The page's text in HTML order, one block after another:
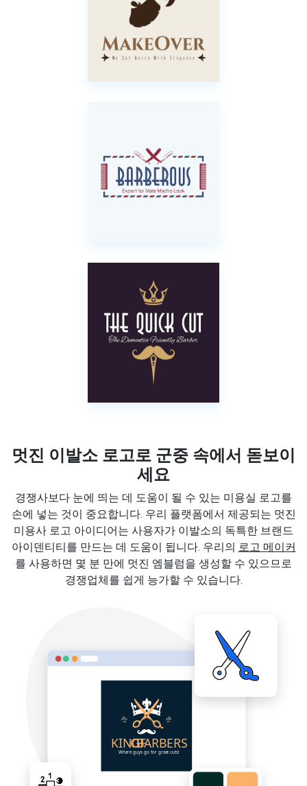
멋진 이발소 로고로 군중 속에서 돋보이
세요
경쟁사보다 눈에 띄는 데 도움이 될 수 있는 미용실 로고를
손에 넣는 것이 중요합니다. 우리 플랫폼에서 제공되는 멋진
미용사 로고 아이디어는 사용자가 이발소의 독특한 브랜드
아이덴티티를 만드는 데 도움이 됩니다. 우리의 로고 메이커
를 사용하면 몇 분 만에 멋진 엠블럼을 생성할 수 있으므로
경쟁업체를 쉽게 능가할 수 있습니다.